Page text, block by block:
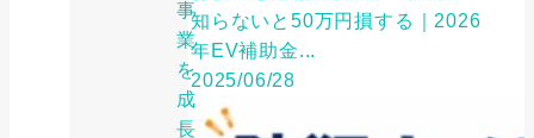
事
業
を
成
長
知らないと50万円損する｜2026
年EV補助金...
2025/06/28